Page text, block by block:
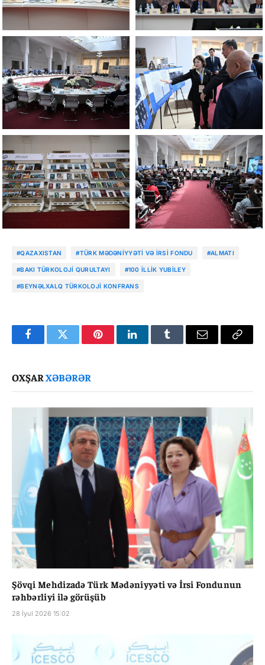
#QAZAXISTAN #TÜRK MƏDƏNIYYƏTI VƏ İRSI FONDU #ALMATI
#BAKI TÜRKOLOJI QURULTAYI #100 ILLIK YUBILEY
#BEYNƏLXALQ TÜRKOLOJI KONFRANS
FacebookTwitter PinterestLinkedInTumblr Email
Copy
OXŞARXƏBƏRƏR
Şövqi Mehdizadə Türk Mədəniyyəti və İrsi Fondunun
rəhbərliyi ilə görüşüb
28 İyul 2026 15:02